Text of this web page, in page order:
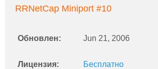
RRNetCap Miniport #10
Обновлен: Jun 21, 2006
Лицензия: Бесплатно